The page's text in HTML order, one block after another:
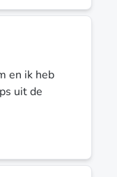
en ik heb
uit de